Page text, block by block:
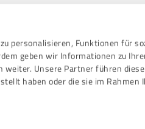
personalisieren, Funktionen für
geben wir Informationen zu
weiter. Unsere Partner führen
haben oder die sie im
Kunderne laver
af anmeldelserne kan ikke